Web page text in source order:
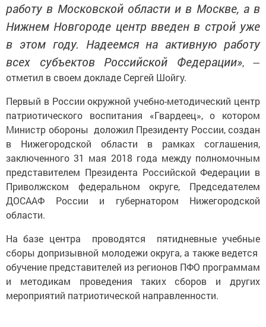
работу в Московской области и в Москве, а в
Нижнем Новгороде центр введен в строй уже
в этом году. Надеемся на активную работу
всех субъектов Российской Федерации», —
отметил в своем докладе Сергей Шойгу.
Первый в России окружной учебно-методический центр
патриотического воспитания «Гвардеец», о котором
Министр обороны доложил Президенту России, создан
в Нижегородской области в рамках соглашения,
заключенного 31 мая 2018 года между полномочным
представителем Президента Российской Федерации в
Приволжском федеральном округе, Председателем
ДОСААФ России и губернатором Нижегородской
области.
На базе центра проводятся пятидневные учебные
сборы допризывной молодежи округа, а также ведется
обучение представителей из регионов ПФО программам
и методикам проведения таких сборов и других
мероприятий патриотической направленности.